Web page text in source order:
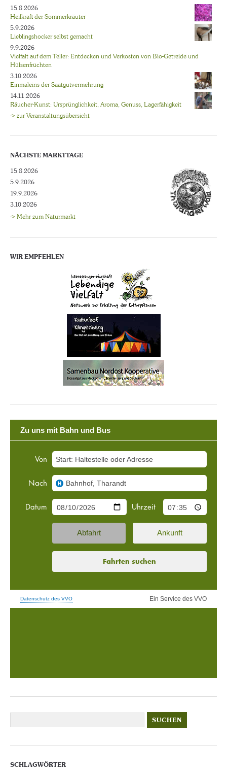
15.8.2026
Heilkraft der Sommerkräuter
5.9.2026
Lieblingshocker selbst gemacht
9.9.2026
Vielfalt auf dem Teller: Entdecken und Verkosten von Bio-Getreide und
Hülsenfrüchten
3.10.2026
Einmaleins der Saatgutvermehrung
14.11.2026
Räucher-Kunst: Ursprünglichkeit, Aroma, Genuss, Lagerfähigkeit
-> zur Veranstaltungsübersicht
NÄCHSTE MARKTTAGE
15.8.2026
5.9.2026
19.9.2026
3.10.2026
-> Mehr zum Naturmarkt
WIR EMPFEHLEN
SCHLAGWÖRTER